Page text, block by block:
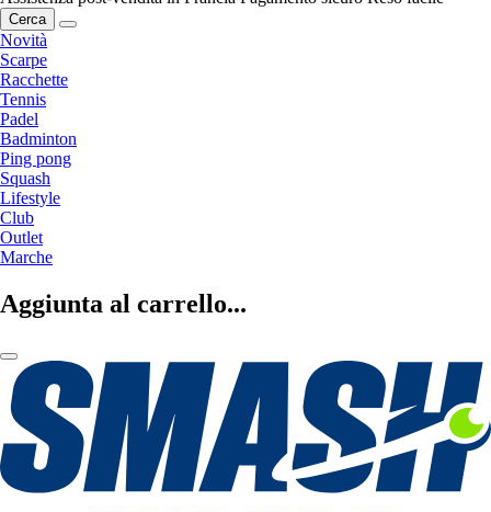
Cerca
Novità
Scarpe
Racchette
Tennis
Padel
Badminton
Ping pong
Squash
Lifestyle
Club
Outlet
Marche
Aggiunta al carrello...